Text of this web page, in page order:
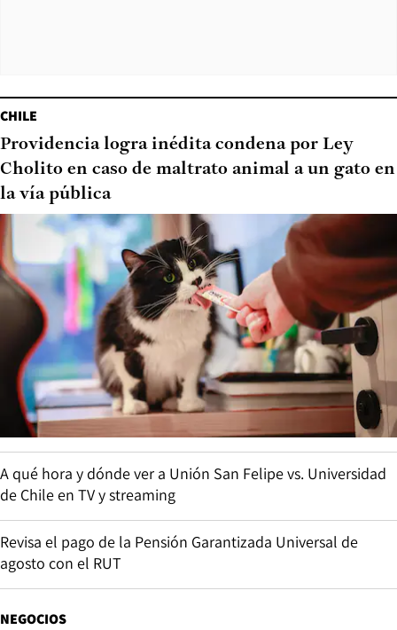
CHILE
Providencia logra inédita condena por Ley
Cholito en caso de maltrato animal a un gato en
la vía pública
A qué hora y dónde ver a Unión San Felipe vs. Universidad
de Chile en TV y streaming
Revisa el pago de la Pensión Garantizada Universal de
agosto con el RUT
NEGOCIOS